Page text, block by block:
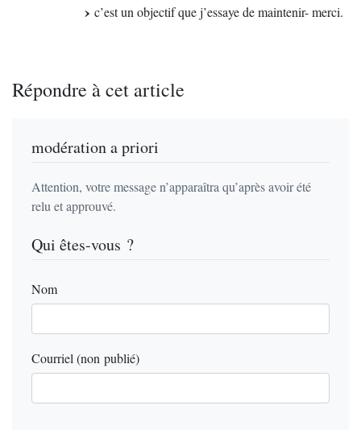
c’est un objectif que j’essaye de maintenir- merci.
Répondre à cet article
modération a priori
Attention, votre message n’apparaîtra qu’après avoir été
relu et approuvé.
Qui êtes-vous ?
Nom
Courriel (non publié)